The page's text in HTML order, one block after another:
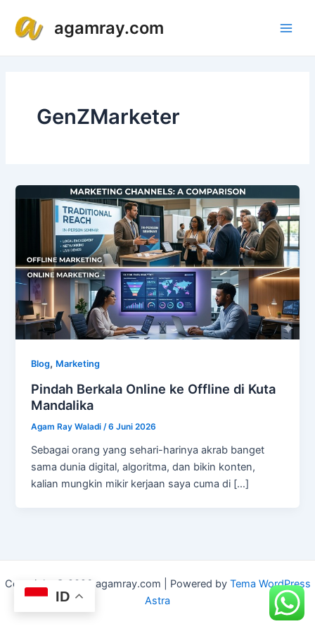
konten
agamray.com
GenZMarketer
Blog, Marketing
Pindah Berkala Online ke Offline di Kuta
Mandalika
Agam Ray Waladi/6 Juni 2026
Sebagai orang yang sehari-harinya akrab banget
sama dunia digital, algoritma, dan bikin konten,
kalian mungkin mikir kerjaan saya cuma di […]
Copyright © 2026 agamray.com | Powered by Tema WordPress
Astra
ID